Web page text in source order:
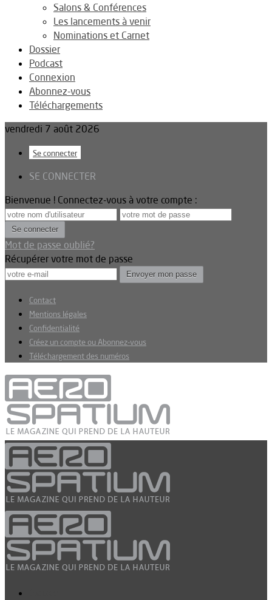
Salons & Conférences
Les lancements à venir
Nominations et Carnet
Dossier
Podcast
Connexion
Abonnez-vous
Téléchargements
vendredi 7 août 2026
Se connecter
SE CONNECTER
Bienvenue ! Connectez-vous à votre compte :
Mot de passe oublié?
Récupérer votre mot de passe
Contact
Mentions légales
Confidentialité
Créez un compte ou Abonnez-vous
Téléchargement des numéros